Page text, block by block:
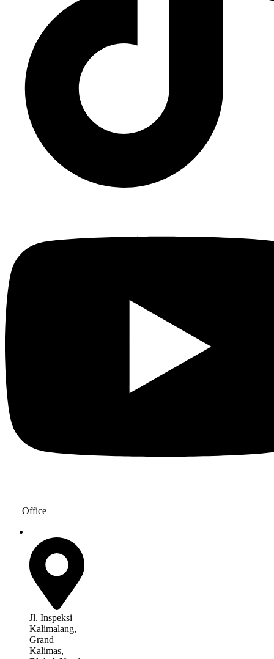
—– Office
Jl. Inspeksi
Kalimalang,
Grand
Kalimas,